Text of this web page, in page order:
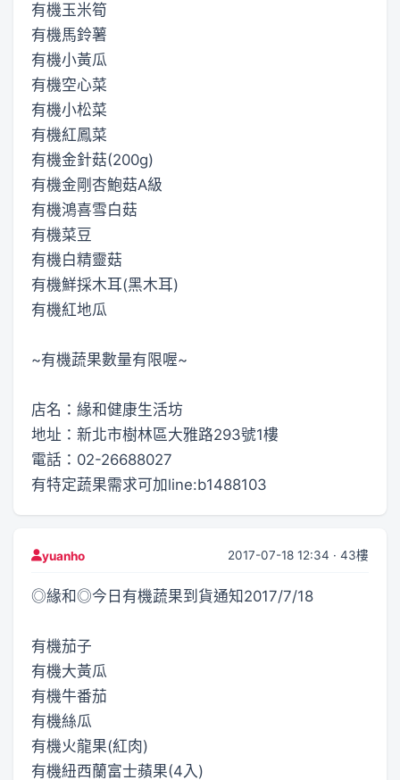
有機玉米筍
有機馬鈴薯
有機小黃瓜
有機空心菜
有機小松菜
有機紅鳳菜
有機金針菇(200g)
有機金剛杏鮑菇A級
有機鴻喜雪白菇
有機菜豆
有機白精靈菇
有機鮮採木耳(黑木耳)
有機紅地瓜
~有機蔬果數量有限喔~
店名：緣和健康生活坊
地址：新北市樹林區大雅路293號1樓
電話：02-26688027
有特定蔬果需求可加line:b1488103
yuanho 2017-07-18 12:34 · 43樓
◎緣和◎今日有機蔬果到貨通知2017/7/18
有機茄子
有機大黃瓜
有機牛番茄
有機絲瓜
有機火龍果(紅肉)
有機紐西蘭富士蘋果(4入)